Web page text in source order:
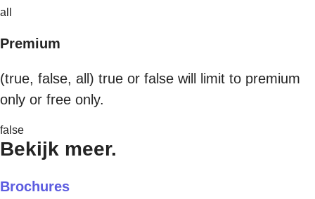
all
Premium
(true, false, all) true or false will limit to premium
only or free only.
false
Bekijk meer.
Brochures